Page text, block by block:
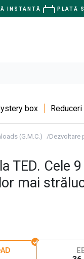
INSTANTĂ PLATĂ
box
(G.M.C.)
Dezvoltare
TED. Cele
mai